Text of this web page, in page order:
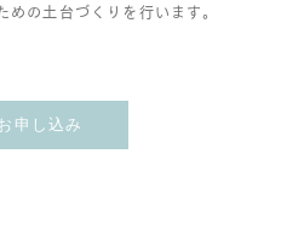
めの土台づくりを行います。
申し込み